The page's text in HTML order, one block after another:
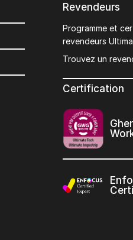
Revendeurs
Programme et
revendeurs
Trouvez un
Certification